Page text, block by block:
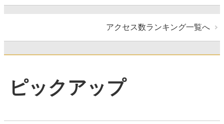
アクセス数ランキング一覧へ
ピックアップ